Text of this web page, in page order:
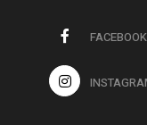
FACEBOOK